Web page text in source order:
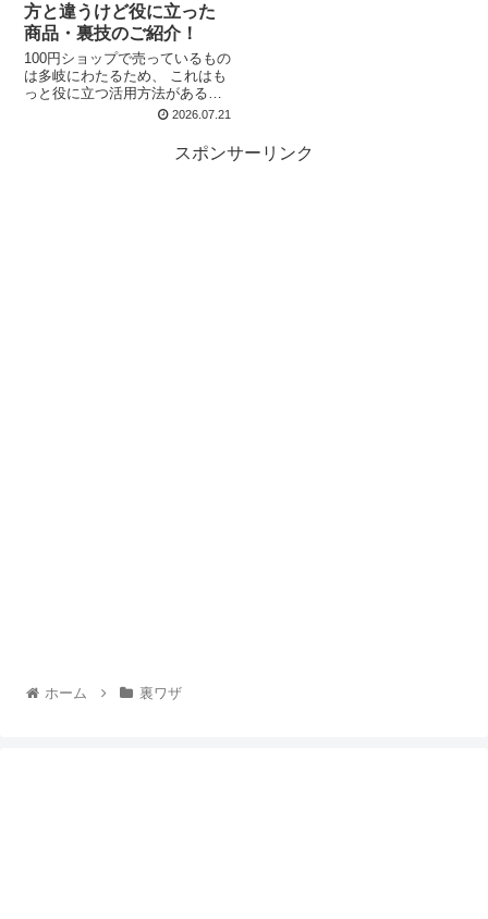
方と違うけど役に立った
商品・裏技のご紹介！
100円ショップで売っているもの
は多岐にわたるため、 これはも
っと役に立つ活用方法があるの
では？ と思ったり、最近話題の
のがたくさんありそうですよ
ね！ そんなお宝がたくさん眠っ
2026.07.21
スポンサーリンク
ホーム 裏ワザ